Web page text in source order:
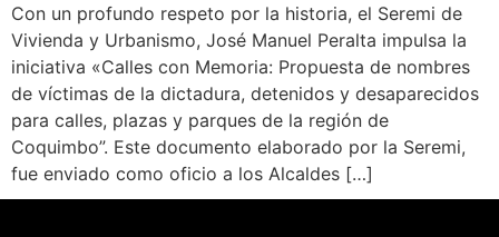
Con un profundo respeto por la historia, el Seremi de
Vivienda y Urbanismo, José Manuel Peralta impulsa la
iniciativa «Calles con Memoria: Propuesta de nombres
de víctimas de la dictadura, detenidos y desaparecidos
para calles, plazas y parques de la región de
Coquimbo”. Este documento elaborado por la Seremi,
fue enviado como oficio a los Alcaldes […]